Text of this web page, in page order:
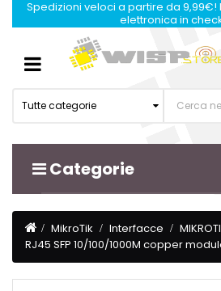
Spedizioni veloci a partire da
elettronica in
Tutte categorie
Categorie
Toggle
MikroTik Interfacce
RJ45 SFP 10/100/1000M copper